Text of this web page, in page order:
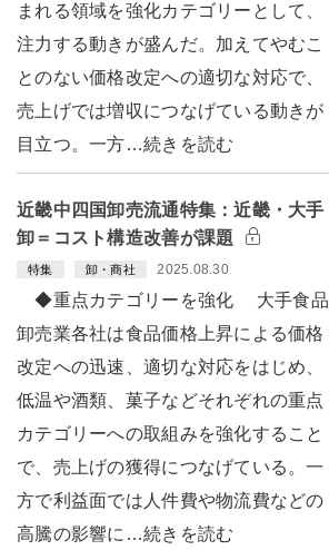
まれる領域を強化カテゴリーとして、
注力する動きが盛んだ。加えてやむこ
とのない価格改定への適切な対応で、
売上げでは増収につなげている動きが
目立つ。一方…続きを読む
近畿中四国卸売流通特集：近畿・大手
卸＝コスト構造改善が課題
特集 卸・商社 2025.08.30
◆重点カテゴリーを強化 大手食品
卸売業各社は食品価格上昇による価格
改定への迅速、適切な対応をはじめ、
低温や酒類、菓子などそれぞれの重点
カテゴリーへの取組みを強化すること
で、売上げの獲得につなげている。一
方で利益面では人件費や物流費などの
高騰の影響に…続きを読む